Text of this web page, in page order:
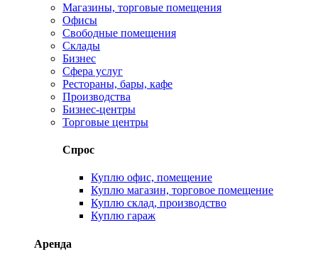
Магазины, торговые помещения
Офисы
Свободные помещения
Склады
Бизнес
Сфера услуг
Рестораны, бары, кафе
Производства
Бизнес-центры
Торговые центры
Спрос
Куплю офис, помещение
Куплю магазин, торговое помещение
Куплю склад, производство
Куплю гараж
Аренда